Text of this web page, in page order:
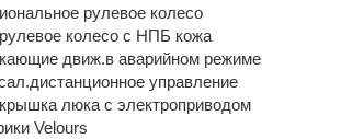
рулевое колесо
колесо с НПБ кожа
движ.в аварийном режиме
управление
люка с электроприводом
Velours